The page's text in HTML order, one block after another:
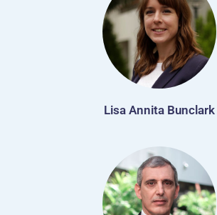
Lisa Annita Bunclark